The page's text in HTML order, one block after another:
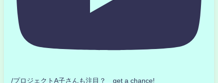
/プロジェクトA子さんも注目？ get a chance!